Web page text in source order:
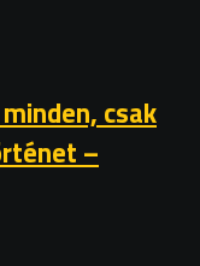
csak
–